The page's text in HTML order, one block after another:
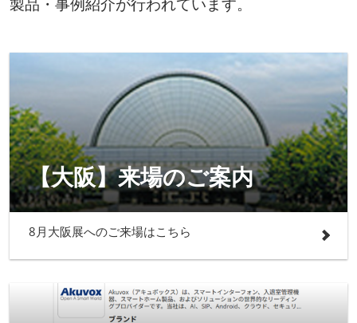
【大阪】来場のご案内
8月大阪展へのご来場はこちら